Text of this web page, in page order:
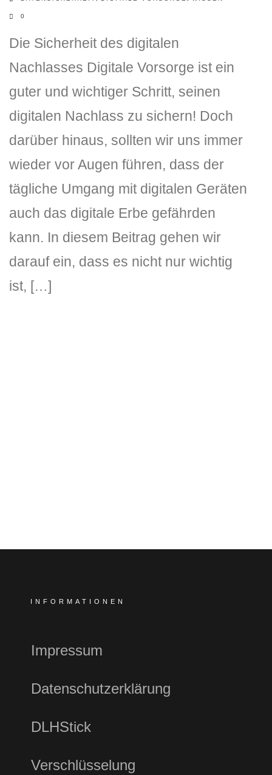
0
Die Sicherheit des digitalen
Nachlasses Digitale Vorsorge ist ein
guter und wichtiger Schritt, seinen
digitalen Nachlass zu sichern! Doch
darüber hinaus, sollten wir uns immer
wieder vor Augen führen, dass der
tägliche Umgang mit digitalen Geräten
auch das digitale Erbe gefährden
kann. In diesem Beitrag gehen wir
darauf ein, dass es nicht nur wichtig
ist, […]
INFORMATIONEN
Impressum
Datenschutzerklärung
DLHStick
Verschlüsselung